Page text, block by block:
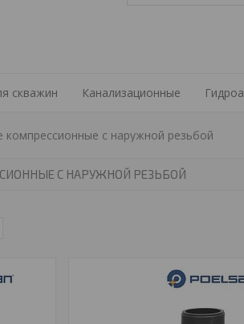
скважин Канализационные
компрессионные с наружной резьбой
С НАРУЖНОЙ РЕЗЬБОЙ